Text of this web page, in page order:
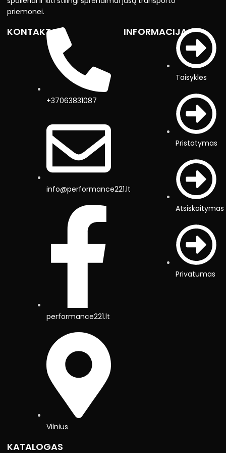
priemonei.
KONTAKTAI
+37063831087
info@performance221.lt
performance221.lt
Vilnius
INFORMACIJA
Taisyklės
Pristatymas
Atsiskaitymas
Privatumas
KATALOGAS